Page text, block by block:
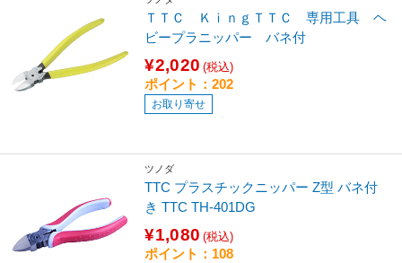
ＴＴＣ ＫｉｎｇＴＴＣ 専用工具 ヘ
ビープラニッパー バネ付
¥2,020 (税込)
ポイント：202
お取り寄せ
ツノダ
TTC プラスチックニッパー Z型 バネ付
き TTC TH-401DG
¥1,080 (税込)
ポイント：108